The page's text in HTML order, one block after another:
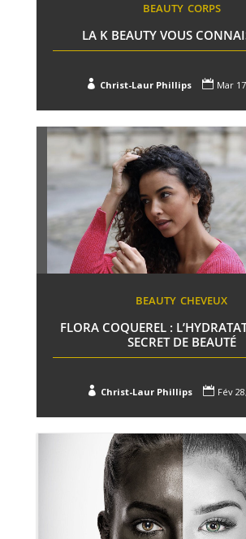
BEAUTY CORPS
LA K BEAUTY VOUS
 Christ-Laur Phillips  Mar
BEAUTY CHEVEUX
FLORA COQUEREL :
SECRET DE BEAUTÉ
 Christ-Laur Phillips  Fév